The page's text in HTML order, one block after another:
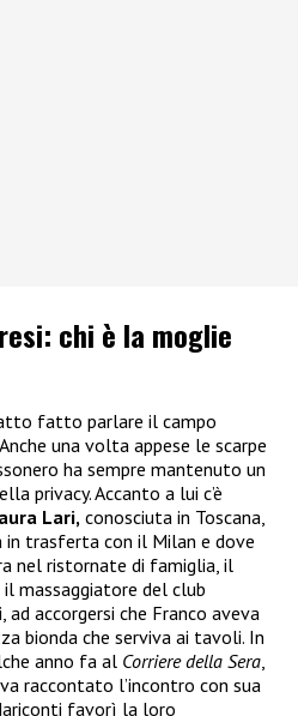
chi è la moglie
fatto parlare il campo
una volta appese le scarpe
ha sempre mantenuto un
privacy. Accanto a lui c’è
Lari, conosciuta in Toscana,
in trasferta con il Milan e dove
nel ristornate di famiglia, il
massaggiatore del club
accorgersi che Franco aveva
bionda che serviva ai tavoli. In
anno fa al Corriere della Sera,
raccontato l’incontro con sua
favorì la loro